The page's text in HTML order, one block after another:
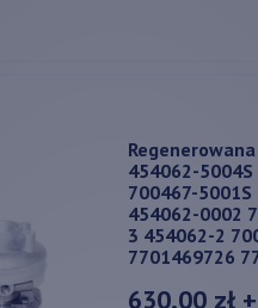
454062-
700467-
454062-0002
3 454062-2
7701469726
630,00 zł